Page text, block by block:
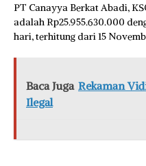
PT Canayya Berkat Abadi,
adalah Rp25.955.630.000
hari, terhitung dari 15
Baca Juga Rekaman
Ilegal